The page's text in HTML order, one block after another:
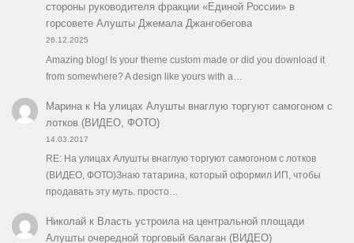
стороны руководителя фракции «Единой России» в
горсовете Алушты Джемала Джангобегова
26.12.2025
Amazing blog! Is your theme custom made or did you download it
from somewhere? A design like yours with a…
Маринак На улицах Алушты внаглую торгуют самогоном с
лотков (ВИДЕО, ФОТО)
14.03.2017
RE: На улицах Алушты внаглую торгуют самогоном с лотков
(ВИДЕО, ФОТО)Знаю татарина, который оформил ИП, чтобы
продавать эту муть. просто…
Николайк Власть устроила на центральной площади
Алушты очередной торговый балаган (ВИДЕО)